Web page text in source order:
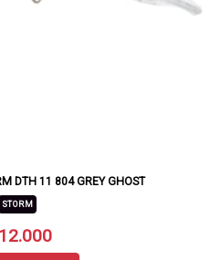
DTH 11 804 GREY GHOST
STORM